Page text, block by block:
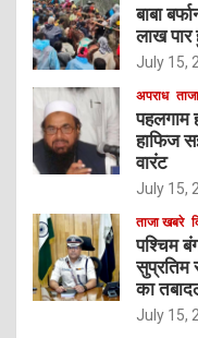
बाबा
लाख
July 15,
अपराध
हाफिज
वारंट
July 15,
ताजा खबरे
पश्चिम
सुप्रतिम
का
July 15,